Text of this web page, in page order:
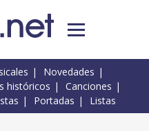
Novedades
históricos
Canciones
Portadas Listas